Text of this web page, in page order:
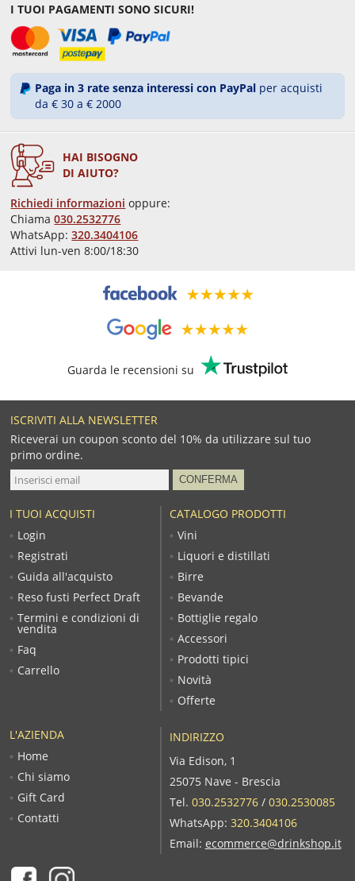
I TUOI PAGAMENTI SONO SICURI!
Paga in 3 rate senza interessi con PayPal per acquisti
da € 30 a € 2000
HAI BISOGNO
DI AIUTO?
Richiedi informazioni oppure:
Chiama030.2532776
WhatsApp:320.3404106
Attivi lun-ven 8:00/18:30
Guarda le recensioni su
ISCRIVITI ALLA NEWSLETTER
Riceverai un coupon sconto del 10% da utilizzare sul tuo
primo ordine.
L'AZIENDA
Home
Chi siamo
Gift Card
Contatti
CATALOGO PRODOTTI
Vini
Liquori e distillati
Birre
Bevande
Bottiglie regalo
Accessori
Prodotti tipici
Novità
Offerte
I TUOI ACQUISTI
Login
Registrati
Guida all'acquisto
Reso fusti Perfect Draft
Termini e condizioni di
vendita
Faq
Carrello
INDIRIZZO
Via Edison, 1
25075 Nave - Brescia
Tel. 030.2532776/ 030.2530085
WhatsApp: 320.3404106
Email: ecommerce@drinkshop.it